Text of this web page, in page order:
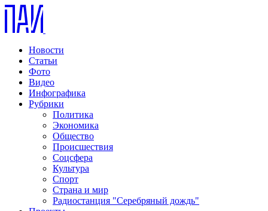
Новости
Статьи
Фото
Видео
Инфографика
Рубрики
Политика
Экономика
Общество
Происшествия
Соцсфера
Культура
Спорт
Страна и мир
Радиостанция "Серебряный дождь"